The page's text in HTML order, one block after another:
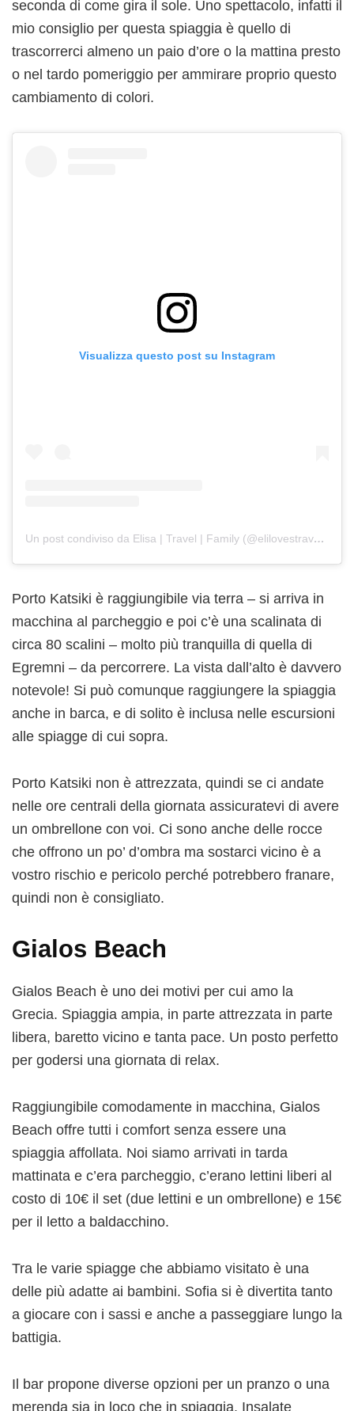
seconda di come gira il sole. Uno spettacolo, infatti il
mio consiglio per questa spiaggia è quello di
trascorrerci almeno un paio d’ore o la mattina presto
o nel tardo pomeriggio per ammirare proprio questo
cambiamento di colori.
Visualizza questo post su Instagram
Un post condiviso da Elisa | Travel | Family (@elilovestravelling)
Porto Katsiki è raggiungibile via terra – si arriva in
macchina al parcheggio e poi c’è una scalinata di
circa 80 scalini – molto più tranquilla di quella di
Egremni – da percorrere. La vista dall’alto è davvero
notevole! Si può comunque raggiungere la spiaggia
anche in barca, e di solito è inclusa nelle escursioni
alle spiagge di cui sopra.
Porto Katsiki non è attrezzata, quindi se ci andate
nelle ore centrali della giornata assicuratevi di avere
un ombrellone con voi. Ci sono anche delle rocce
che offrono un po’ d’ombra ma sostarci vicino è a
vostro rischio e pericolo perché potrebbero franare,
quindi non è consigliato.
Gialos Beach
Gialos Beach è uno dei motivi per cui amo la
Grecia. Spiaggia ampia, in parte attrezzata in parte
libera, baretto vicino e tanta pace. Un posto perfetto
per godersi una giornata di relax.
Raggiungibile comodamente in macchina, Gialos
Beach offre tutti i comfort senza essere una
spiaggia affollata. Noi siamo arrivati in tarda
mattinata e c’era parcheggio, c’erano lettini liberi al
costo di 10€ il set (due lettini e un ombrellone) e 15€
per il letto a baldacchino.
Tra le varie spiagge che abbiamo visitato è una
delle più adatte ai bambini. Sofia si è divertita tanto
a giocare con i sassi e anche a passeggiare lungo la
battigia.
Il bar propone diverse opzioni per un pranzo o una
merenda sia in loco che in spiaggia. Insalate